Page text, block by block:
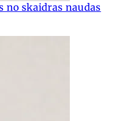
no skaidras naudas